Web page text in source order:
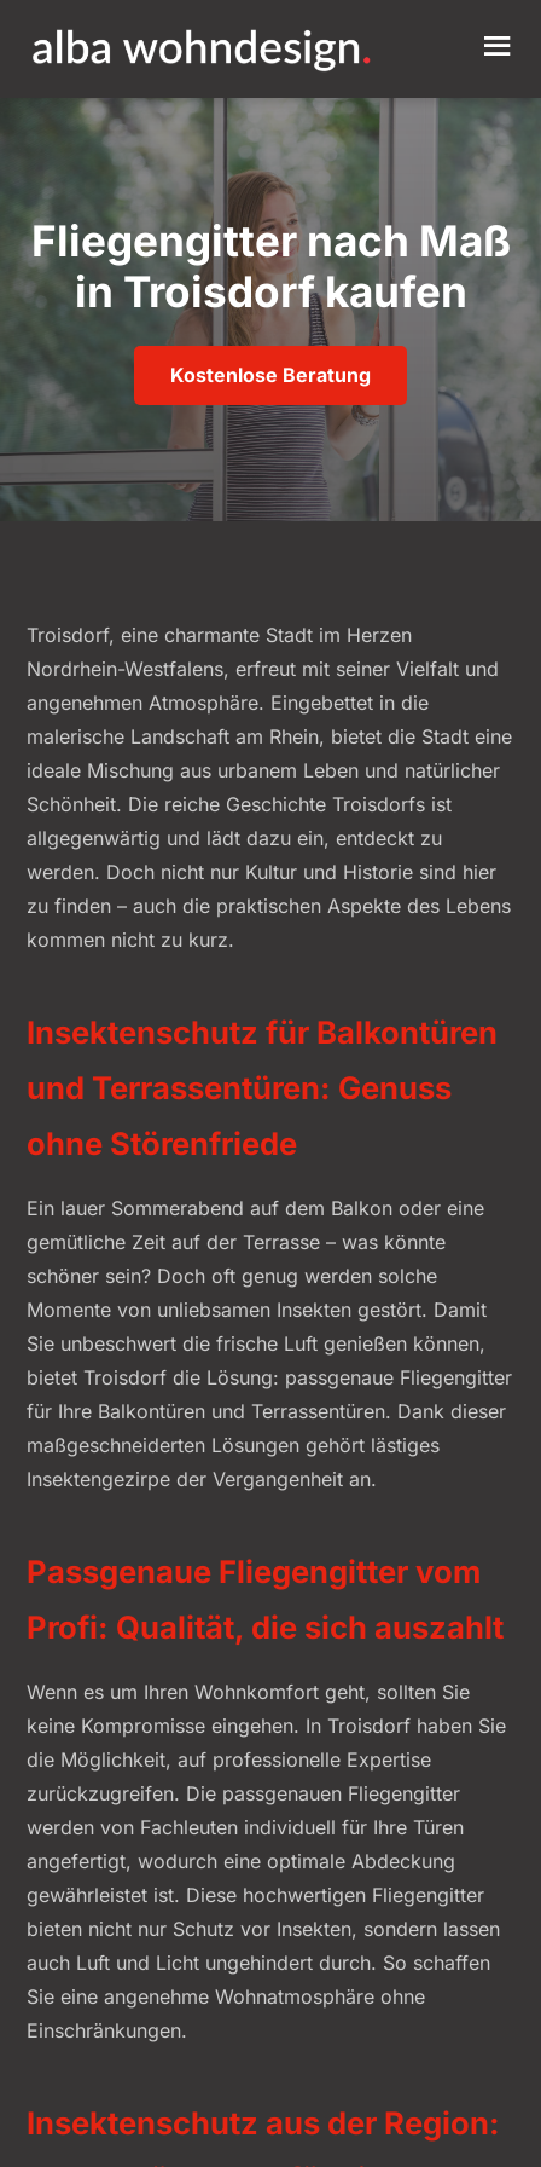
Fliegengitter nach Maß
in Troisdorf kaufen
Kostenlose Beratung
Troisdorf, eine charmante Stadt im Herzen
Nordrhein-Westfalens, erfreut mit seiner Vielfalt und
angenehmen Atmosphäre. Eingebettet in die
malerische Landschaft am Rhein, bietet die Stadt eine
ideale Mischung aus urbanem Leben und natürlicher
Schönheit. Die reiche Geschichte Troisdorfs ist
allgegenwärtig und lädt dazu ein, entdeckt zu
werden. Doch nicht nur Kultur und Historie sind hier
zu finden – auch die praktischen Aspekte des Lebens
kommen nicht zu kurz.
Insektenschutz für Balkontüren
und Terrassentüren: Genuss
ohne Störenfriede
Ein lauer Sommerabend auf dem Balkon oder eine
gemütliche Zeit auf der Terrasse – was könnte
schöner sein? Doch oft genug werden solche
Momente von unliebsamen Insekten gestört. Damit
Sie unbeschwert die frische Luft genießen können,
bietet Troisdorf die Lösung: passgenaue Fliegengitter
für Ihre Balkontüren und Terrassentüren. Dank dieser
maßgeschneiderten Lösungen gehört lästiges
Insektengezirpe der Vergangenheit an.
Passgenaue Fliegengitter vom
Profi: Qualität, die sich auszahlt
Wenn es um Ihren Wohnkomfort geht, sollten Sie
keine Kompromisse eingehen. In Troisdorf haben Sie
die Möglichkeit, auf professionelle Expertise
zurückzugreifen. Die passgenauen Fliegengitter
werden von Fachleuten individuell für Ihre Türen
angefertigt, wodurch eine optimale Abdeckung
gewährleistet ist. Diese hochwertigen Fliegengitter
bieten nicht nur Schutz vor Insekten, sondern lassen
auch Luft und Licht ungehindert durch. So schaffen
Sie eine angenehme Wohnatmosphäre ohne
Einschränkungen.
Insektenschutz aus der Region: